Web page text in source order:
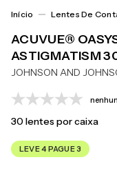
Lentes De
ACUVUE®
ASTIGMATISM
JOHNSON AND
30lentes por caixa
LEVE 4 PAGUE 3